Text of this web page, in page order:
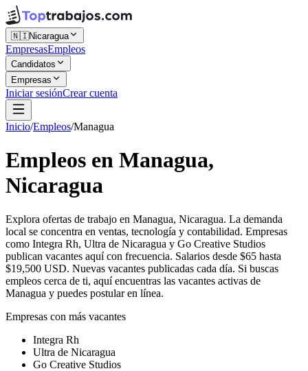
🇳🇮Nicaragua
EmpresasEmpleos
Candidatos
Empresas
Iniciar sesiónCrear cuenta
Inicio/Empleos/Managua
Empleos en Managua,
Nicaragua
Explora ofertas de trabajo en Managua, Nicaragua. La demanda
local se concentra en ventas, tecnología y contabilidad. Empresas
como Integra Rh, Ultra de Nicaragua y Go Creative Studios
publican vacantes aquí con frecuencia. Salarios desde $65 hasta
$19,500 USD. Nuevas vacantes publicadas cada día. Si buscas
empleos cerca de ti, aquí encuentras las vacantes activas de
Managua y puedes postular en línea.
Empresas con más vacantes
Integra Rh
Ultra de Nicaragua
Go Creative Studios